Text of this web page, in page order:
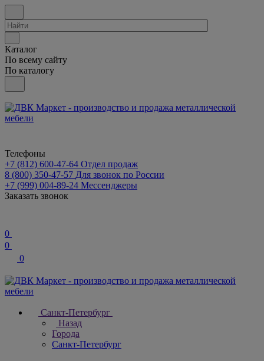
Каталог
По всему сайту
По каталогу
Телефоны
+7 (812) 600-47-64 Отдел продаж
8 (800) 350-47-57 Для звонок по России
+7 (999) 004-89-24 Мессенджеры
Заказать звонок
0
0
0
Санкт-Петербург
Назад
Города
Санкт-Петербург